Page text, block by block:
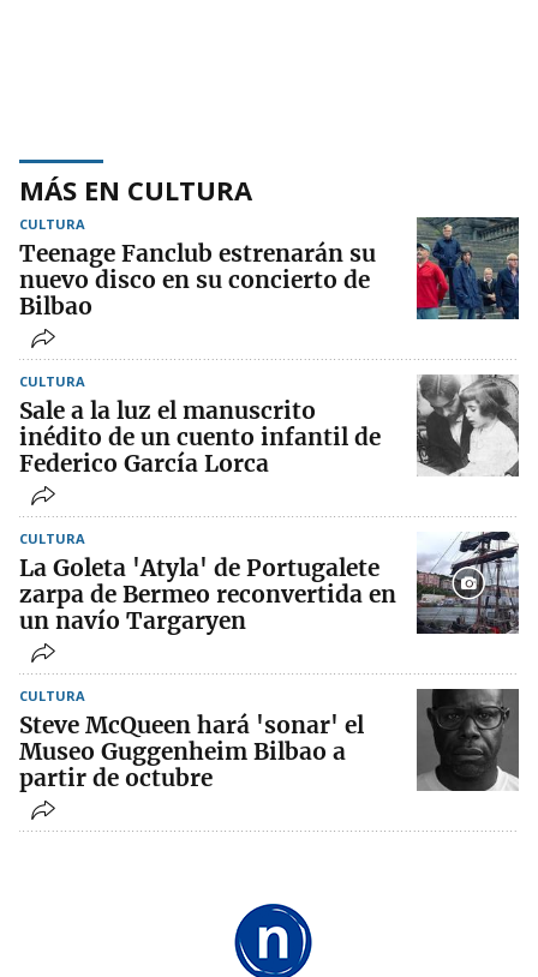
MÁS EN CULTURA
CULTURA
Teenage Fanclub estrenarán su
nuevo disco en su concierto de
Bilbao
CULTURA
Sale a la luz el manuscrito
inédito de un cuento infantil de
Federico García Lorca
CULTURA
La Goleta 'Atyla' de Portugalete
zarpa de Bermeo reconvertida en
un navío Targaryen
CULTURA
Steve McQueen hará 'sonar' el
Museo Guggenheim Bilbao a
partir de octubre